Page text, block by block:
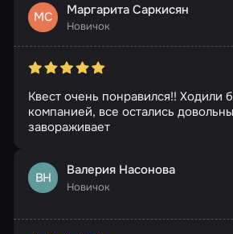
МС Маргарита Саркисян
Новичок
Квест очень понравился!! Ходили
компанией, все остались
завораживает
ВН Валерия Насонова
Новичок